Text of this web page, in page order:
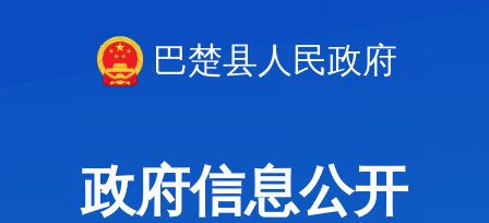
巴楚县人民政府
政府信息公开